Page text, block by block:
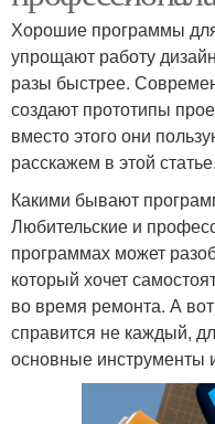
Хорошие программы
упрощают работу
разы быстрее.
создают прототипы
вместо этого они
расскажем в этой статье.
Какими бывают
Любительские и
программах может
который хочет
во время ремонта. А
справится не каждый,
основные инструменты